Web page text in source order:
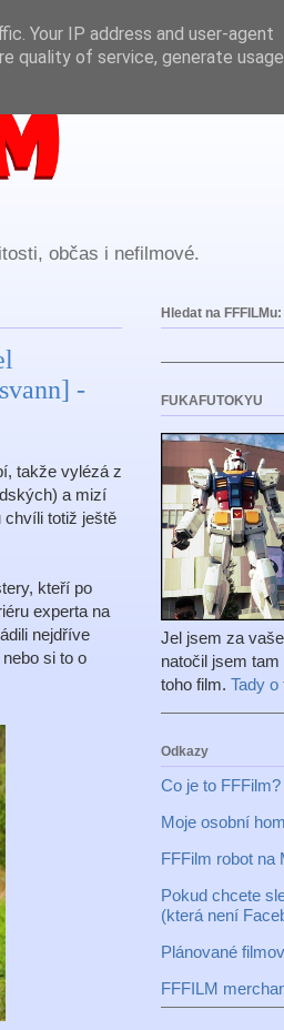
občas i nefilmové.
-
takže vylézá z
a mizí
chvíli totiž ještě
kteří po
experta na
nejdříve
si to o
Hledat na FFFILMu:
FUKAFUTOKYU
Jel jsem za
natočil jsem
toho film. Tady o
Odkazy
Co je to FFFilm?
Moje osobní
FFFilm robot na
Pokud chcete
(která není
Plánované
FFFILM
Your IP address and user-agent
quality of service, generate usage